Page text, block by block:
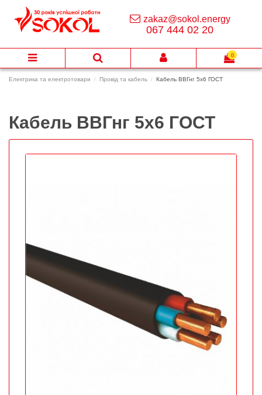
Електрика та електротовари Провід та кабель Кабель ВВГнг 5х6 ГОСТ
Кабель ВВГнг 5х6 ГОСТ
zakaz@sokol.energy
067 444 02 20
0